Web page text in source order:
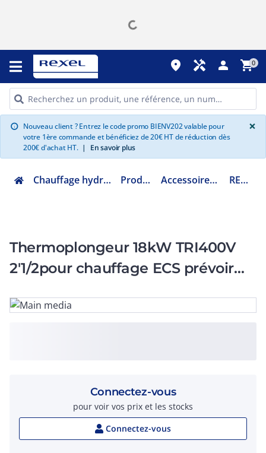
place handyman person shopping_cart0
info Nouveau client ? Entrez le code promo BIENV202 valable pour
votre 1ère commande et bénéficiez de 20€ HT de réduction dès
200€ d'achat HT. | En savoir plus
×
Chauffage hydraulique et plomberie Production ECS Accessoires production ECS RES18000TT
Thermoplongeur 18kW TRI400V
2'1/2pour chauffage ECS prévoir
Connectez-vous
pour voir vos prix et les stocks
Connectez-vous